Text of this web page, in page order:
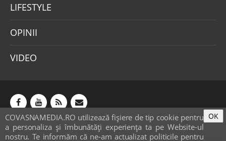
LIFESTYLE
OPINII
VIDEO
COVASNAMEDIA.RO utilizează fişiere de tip cookie pentru
a personaliza și îmbunătăți experiența ta pe Website-ul
nostru. Te informăm că ne-am actualizat politicile pentru
OK
Abonamente Publicitate
Mica publicitate
Contact
Sondaje POLITICA COOKIE-URI & GDPR